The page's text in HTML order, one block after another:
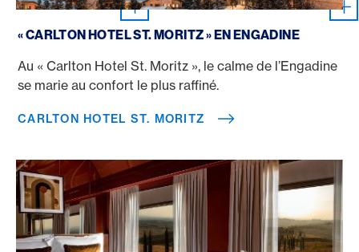
Carlton Hotel St. Moritz
« CARLTON HOTEL ST. MORITZ » EN ENGADINE
Au « Carlton Hotel St. Moritz », le calme de l’Engadine
se marie au confort le plus raffiné.
CARLTON HOTEL ST. MORITZ